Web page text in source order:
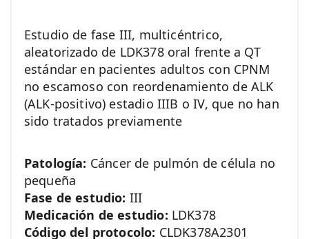
Estudio de fase III, multicéntrico,
aleatorizado de LDK378 oral frente a QT
estándar en pacientes adultos con CPNM
no escamoso con reordenamiento de ALK
(ALK-positivo) estadio IIIB o IV, que no han
sido tratados previamente
Patología: Cáncer de pulmón de célula no
pequeña
Fase de estudio: III
Medicación de estudio: LDK378
Código del protocolo: CLDK378A2301